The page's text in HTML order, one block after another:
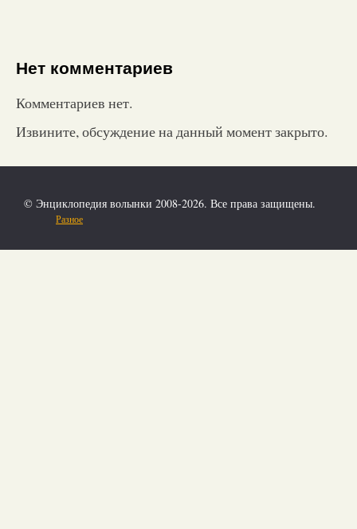
Нет комментариев
Комментариев нет.
Извините, обсуждение на данный момент закрыто.
© Энциклопедия волынки 2008-2026. Все права защищены.
Разное